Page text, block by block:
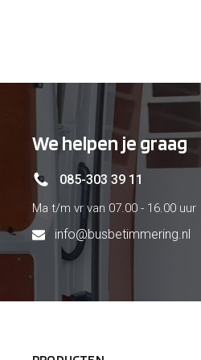
€ 100
We helpen je graag
085-303 39 11
Ma t/m vr van 07.00 - 16.00 uur
info@busbetimmering.nl